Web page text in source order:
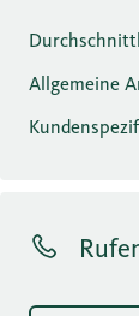
Allgemeine